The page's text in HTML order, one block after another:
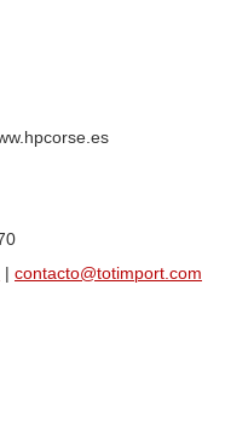
contacto@totimport.com